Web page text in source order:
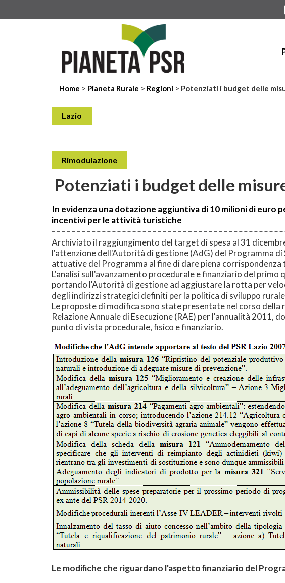
Home > Pianeta Rurale > Regioni > Potenziati i budget delle
Lazio
Rimodulazione
Potenziati i budget delle
In evidenza una dotazione aggiuntiva di 10 milioni di euro
incentivi per le attività turistiche
Archiviato il raggiungimento del target di spesa al 31
l'attenzione dell'Autorità di gestione (AdG) del Programma di
attuative del Programma al fine di dare piena
L'analisi sull'avanzamento procedurale e finanziario del
portando l'Autorità di gestione ad aggiustare la rotta per
degli indirizzi strategici definiti per la politica di sviluppo
Le proposte di modifica sono state presentate nel corso
Relazione Annuale di Esecuzione (RAE) per l'annualità
punto di vista procedurale, fisico e finanziario.
Le modifiche che riguardano l'aspetto finanziario del